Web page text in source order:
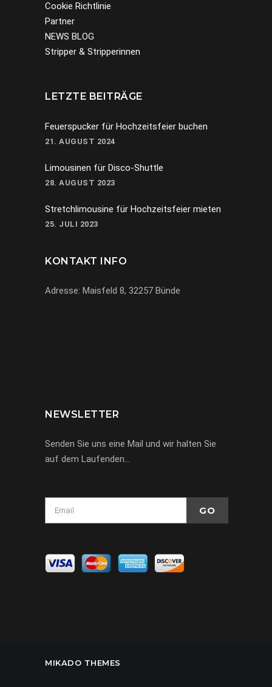
Cookie Richtlinie
Partner
NEWS BLOG
Stripper & Stripperinnen
LETZTE BEITRÄGE
Feuerspucker für Hochzeitsfeier buchen
21. AUGUST 2024
Limousinen für Disco-Shuttle
28. AUGUST 2023
Stretchlimousine für Hochzeitsfeier mieten
25. JULI 2023
KONTAKT INFO
Adresse: Maisfeld 8, 32257 Bünde
NEWSLETTER
Senden Sie uns eine Mail und wir halten Sie
auf dem Laufenden…
MIKADO THEMES